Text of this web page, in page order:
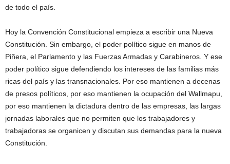
de todo el país.
Hoy la Convención Constitucional empieza a escribir una Nueva
Constitución. Sin embargo, el poder político sigue en manos de
Piñera, el Parlamento y las Fuerzas Armadas y Carabineros. Y ese
poder político sigue defendiendo los intereses de las familias más
ricas del país y las transnacionales. Por eso mantienen a decenas
de presos políticos, por eso mantienen la ocupación del Wallmapu,
por eso mantienen la dictadura dentro de las empresas, las largas
jornadas laborales que no permiten que los trabajadores y
trabajadoras se organicen y discutan sus demandas para la nueva
Constitución.